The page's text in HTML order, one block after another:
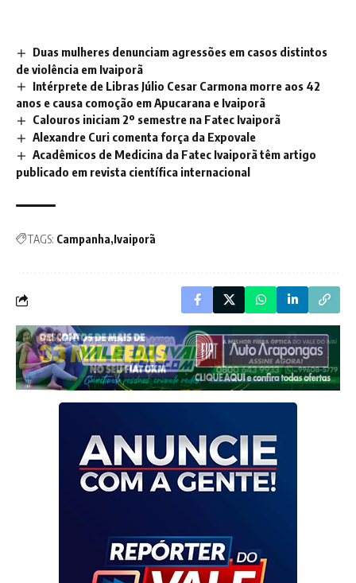
Duas mulheres denunciam agressões em casos distintos
de violência em Ivaiporã
Intérprete de Libras Júlio Cesar Carmona morre aos 42
anos e causa comoção em Apucarana e Ivaiporã
Calouros iniciam 2º semestre na Fatec Ivaiporã
Alexandre Curi comenta força da Expovale
Acadêmicos de Medicina da Fatec Ivaiporã têm artigo
publicado em revista científica internacional
TAGS: Campanha Ivaiporã